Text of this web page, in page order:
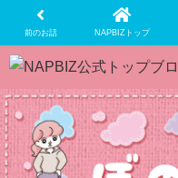
前のお話 NAPBIZトップ